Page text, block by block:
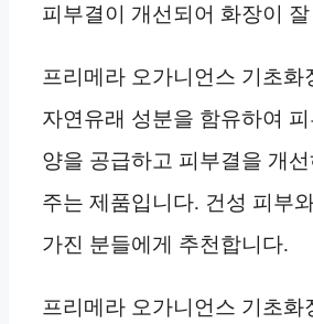
피부결이 개선되어 화장이
프리메라 오가니언스 기초화
자연유래 성분을 함유하여
양을 공급하고 피부결을 개
주는 제품입니다. 건성 피부
가진 분들에게 추천합니다.
프리메라 오가니언스 기초화